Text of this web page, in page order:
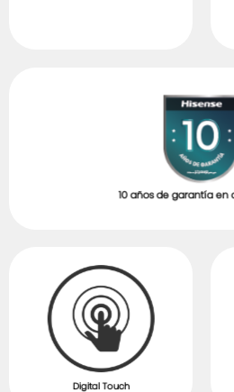
10 años de garantía en
Digital Touch